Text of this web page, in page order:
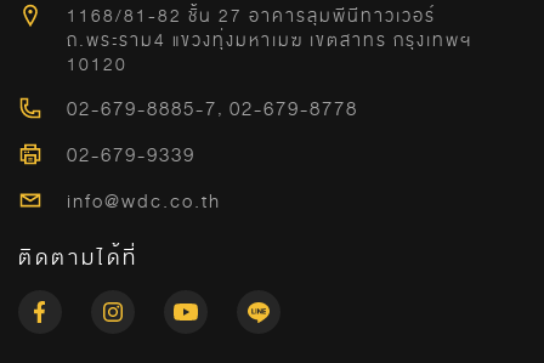
1168/81-82 ชั้น 27 อาคารลุมพีนีทาวเวอร์
ถ.พระราม4 แขวงทุ่งมหาเมฆ เขตสาทร กรุงเทพฯ
10120
02-679-8885-7, 02-679-8778
02-679-9339
info@wdc.co.th
ติดตามได้ที่